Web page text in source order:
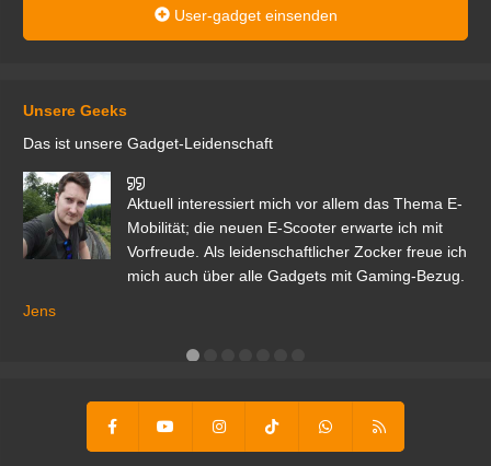
User-gadget einsenden
Unsere Geeks
Das ist unsere Gadget-Leidenschaft
Aktuell interessiert mich vor allem das Thema E-
Mobilität; die neuen E-Scooter erwarte ich mit
Vorfreude. Als leidenschaftlicher Zocker freue ich
mich auch über alle Gadgets mit Gaming-Bezug.
Jens